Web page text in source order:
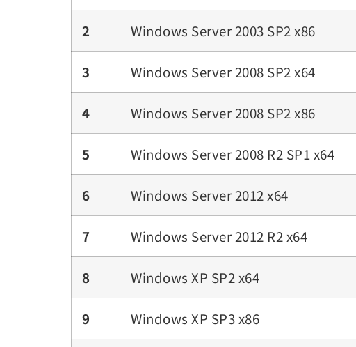
2 Windows Server 2003 SP2 x86
3 Windows Server 2008 SP2 x64
4 Windows Server 2008 SP2 x86
5 Windows Server 2008 R2 SP1 x64
6 Windows Server 2012 x64
7 Windows Server 2012 R2 x64
8 Windows XP SP2 x64
9 Windows XP SP3 x86